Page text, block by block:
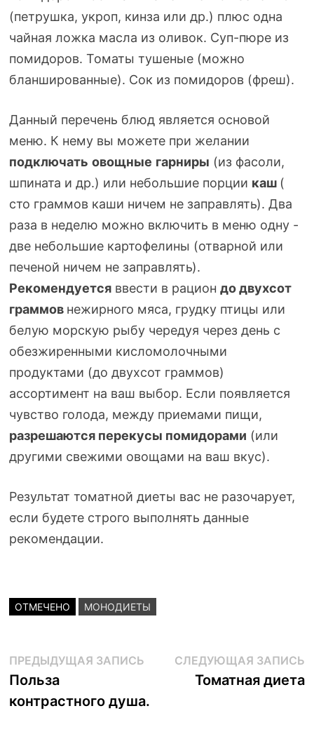
(петрушка, укроп, кинза или др.) плюс одна
чайная ложка масла из оливок. Суп-пюреиз
помидоров. Томаты тушеные (можно
бланшированные). Сок из помидоров (фреш).
Данный перечень блюд является основой
меню. К нему вы можете при желании
подключать овощные гарниры (из фасоли,
шпината и др.) или небольшие порции каш (
сто граммов каши ничем не заправлять). Два
раза в неделю можно включить в меню одну -
две небольшие картофелины (отварной или
печеной ничем не заправлять).
Рекомендуетсяввести в рацион до двухсот
граммов нежирного мяса, грудку птицы или
белую морскую рыбу чередуя через день с
обезжиренными кисломолочными
продуктами (до двухсот граммов)
ассортимент на ваш выбор. Если появляется
чувство голода, между приемами пищи,
разрешаются перекусы помидорами (или
другими свежими овощами на ваш вкус).
Результат томатной диеты вас не разочарует,
если будете строго выполнять данные
рекомендации.
ОТМЕЧЕНО МОНОДИЕТЫ
Навигация
по
записям
ПРЕДЫДУЩАЯ ЗАПИСЬПредыдущая
Польза
контрастного душа.
СЛЕДУЮЩАЯ ЗАПИСЬ
Томатная диета